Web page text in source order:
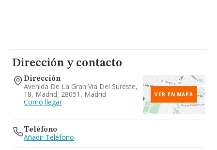
Dirección y contacto
Dirección
Avenida De La Gran Via Del Sureste,
18, Madrid, 28051, Madrid
Como llegar
VER EN MAPA
Teléfono
Añadir Teléfono